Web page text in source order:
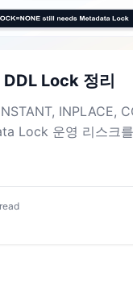
Lock 정리
INPLACE,
Lock 운영 리스크